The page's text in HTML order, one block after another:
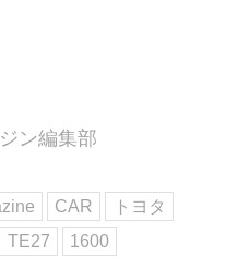
ン編集部
CAR
トヨタ
TE27
1600